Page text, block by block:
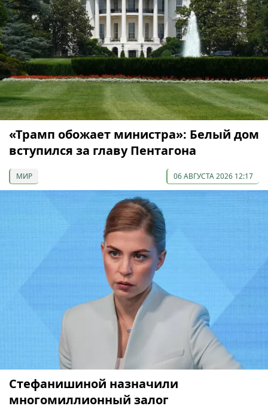
«Трамп обожает министра»: Белый дом
вступился за главу Пентагона
МИР 06 АВГУСТА 2026 12:17
Стефанишиной назначили
многомиллионный залог